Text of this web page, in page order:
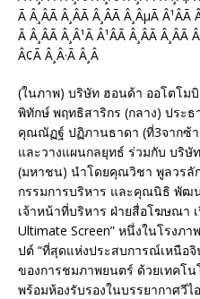
(ในภาพ) บริษัท ฮอนด้า ออโตโม
พิทักษ์ พฤทธิสาริกร (กลาง) ประ
คุณณัฏฐ์ ปฏิภานธาดา (ที่3จากซ้
และวางแผนกลยุทธ์ ร่วมกับ บริษั
(มหาชน) นำโดยคุณวิชา พูลวรลั
กรรมการบริหาร และคุณนิธิ พัฒ
เจ้าหน้าที่บริหาร ฝ่ายสื่อโฆษณา
Ultimate Screen” หนึ่งในโรงภ
ปต์ “ที่สุดแห่งประสบการณ์เหนือ
ของการชมภาพยนตร์ ด้วยเทคโ
พร้อมห้องรับรองในบรรยากาศวี